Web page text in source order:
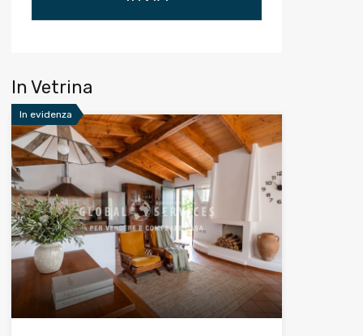
In Vetrina
In evidenza